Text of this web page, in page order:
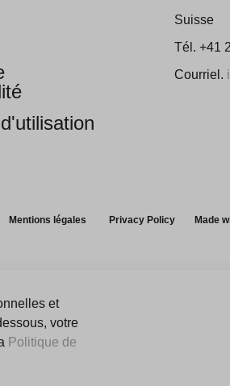
Suisse
Tél. +41
Courriel.
Mentions légales Privacy Policy Made
et
votre
Politique de